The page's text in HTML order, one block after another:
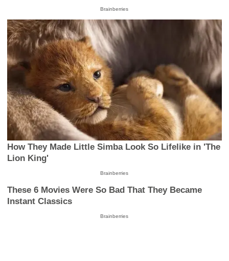
Brainberries
How They Made Little Simba Look So Lifelike in 'The
Lion King'
Brainberries
These 6 Movies Were So Bad That They Became
Instant Classics
Brainberries